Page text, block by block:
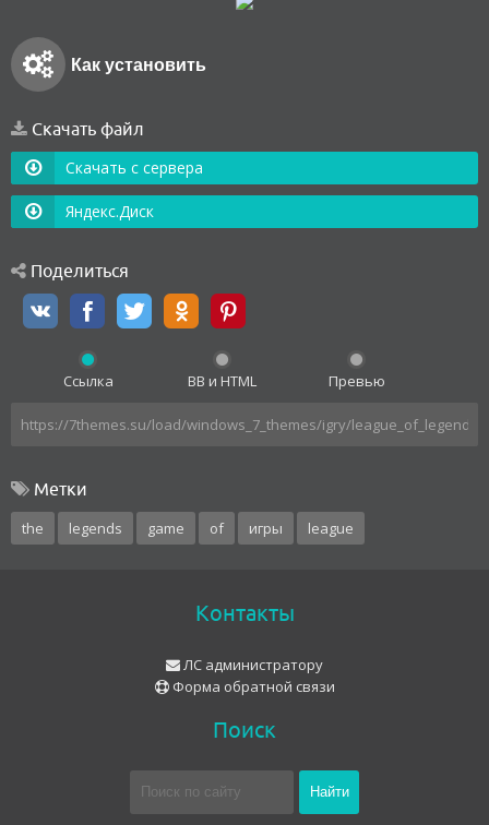
Как установить
Скачать файл
Скачать с сервера
Яндекс.Диск
Поделиться
Ссылка BB и HTML Превью
Метки
the legends game of игры league
Контакты
ЛС администратору
Форма обратной связи
Поиск